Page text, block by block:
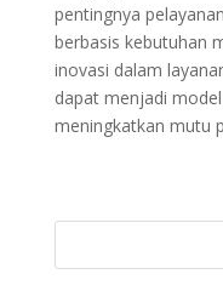
pentingnya
berbasis kebutuhan
inovasi dalam
dapat menjadi
meningkatkan mutu